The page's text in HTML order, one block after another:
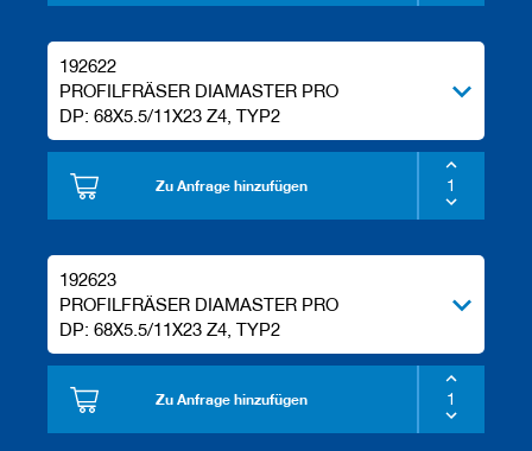
192622
PROFILFRÄSER DIAMASTER PRO
DP: 68X5.5/11X23 Z4, TYP2
Zu Anfrage hinzufügen
192623
PROFILFRÄSER DIAMASTER PRO
DP: 68X5.5/11X23 Z4, TYP2
Zu Anfrage hinzufügen